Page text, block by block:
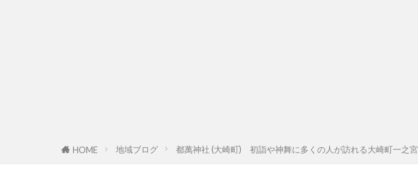
HOME 地域ブログ 都萬神社 (大崎町) 初詣や神舞に多くの人が訪れる大崎町一之宮